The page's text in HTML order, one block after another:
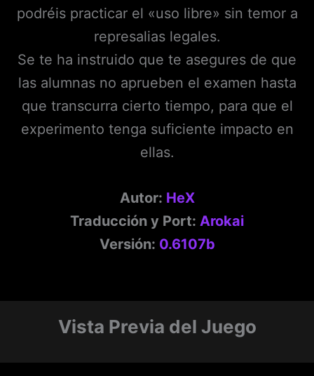
podréis practicar el «uso libre» sin temor a
represalias legales.
Se te ha instruido que te asegures de que
las alumnas no aprueben el examen hasta
que transcurra cierto tiempo, para que el
experimento tenga suficiente impacto en
ellas.
Autor: HeX
Traducción y Port: Arokai
Versión: 0.6107b
Vista Previa del Juego